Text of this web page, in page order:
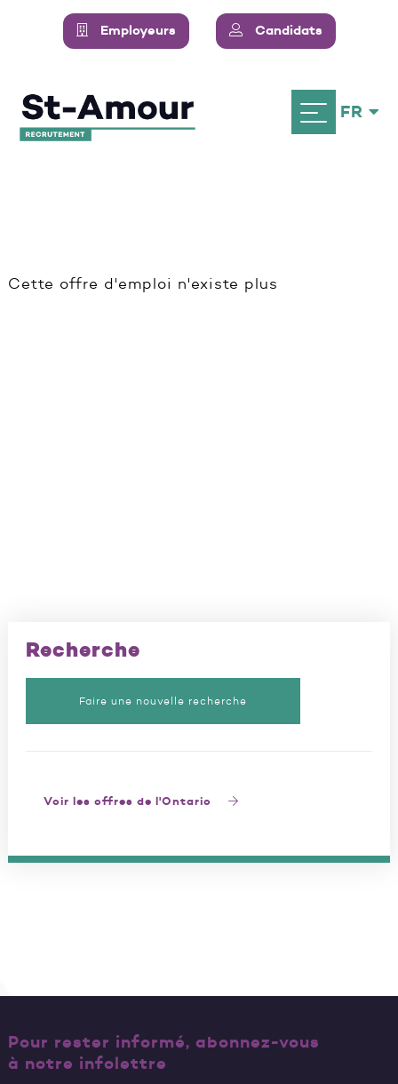
Employeurs Candidats
FR
Cette offre d'emploi n'existe plus
Recherche
Faire une nouvelle recherche
Voir les offres de l'Ontario
Pour rester informé, abonnez-vous
à notre infolettre